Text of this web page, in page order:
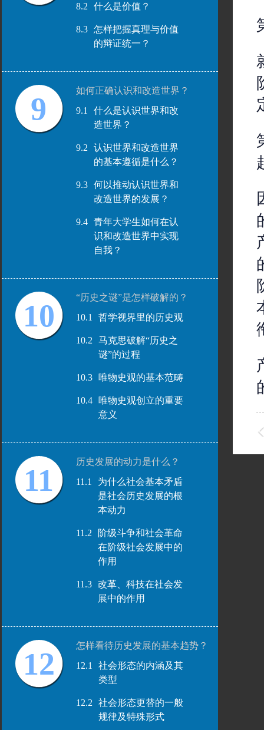
8.2 什么是价值？
8.3
怎样把握真理与价值
的辩证统一？
9
如何正确认识和改造世界？
9.1
什么是认识世界和改
造世界？
9.2
认识世界和改造世界
的基本遵循是什么？
9.3
何以推动认识世界和
改造世界的发展？
9.4
青年大学生如何在认
识和改造世界中实现
自我？
10
“历史之谜”是怎样破解的？
10.1
哲学视界里的历史观
10.2
马克思破解“历史之
谜”的过程
10.3 唯物史观的基本范畴
10.4
唯物史观创立的重要
意义
11
历史发展的动力是什么？
11.1
为什么社会基本矛盾
是社会历史发展的根
本动力
11.2
阶级斗争和社会革命
在阶级社会发展中的
作用
11.3
改革、科技在社会发
展中的作用
12
怎样看待历史发展的基本趋势？
12.1
社会形态的内涵及其
类型
12.2
社会形态更替的一般
规律及特殊形式